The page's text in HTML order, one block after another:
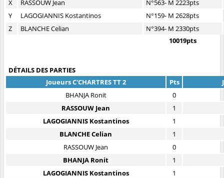
X
RASSOUW Jean
N°563- M 2223pts
Y
LAGOGIANNIS Kostantinos
N°159- M 2628pts
Z
BLANCHE Celian
N°394- M 2330pts
10019pts
DÉTAILS DES PARTIES
Joueurs C'CHARTRES TT 2
Pts
BHANJA Ronit
0
RASSOUW Jean
1
LAGOGIANNIS Kostantinos
1
BLANCHE Celian
1
RASSOUW Jean
0
BHANJA Ronit
1
LAGOGIANNIS Kostantinos
1